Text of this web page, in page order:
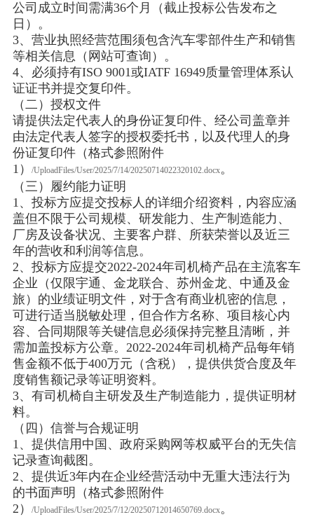
公司成立时间需满36个月（截止投标公告发布之
日）。
3、营业执照经营范围须包含汽车零部件生产和销售
等相关信息（网站可查询）。
4、必须持有ISO 9001或IATF 16949质量管理体系认
证证书并提交复印件。
（二）授权文件
请提供法定代表人的身份证复印件、经公司盖章并
由法定代表人签字的授权委托书，以及代理人的身
份证复印件（格式参照附件
1）
/UploadFiles/User/2025/7/14/20250714022320102.docx。
（三）履约能力证明
1、投标方应提交投标人的详细介绍资料，内容应涵
盖但不限于公司规模、研发能力、生产制造能力、
厂房及设备状况、主要客户群、所获荣誉以及近三
年的营收和利润等信息。
2、投标方应提交2022-2024年司机椅产品在主流客车
企业（仅限宇通、金龙联合、苏州金龙、中通及金
旅）的业绩证明文件，对于含有商业机密的信息，
可进行适当脱敏处理，但合作方名称、项目核心内
容、合同期限等关键信息必须保持完整且清晰，并
需加盖投标方公章。2022-2024年司机椅产品每年销
售金额不低于400万元（含税），提供供货合度及年
度销售额记录等证明资料。
3、有司机椅自主研发及生产制造能力，提供证明材
料。
（四）信誉与合规证明
1、提供信用中国、政府采购网等权威平台的无失信
记录查询截图。
2、提供近3年内在企业经营活动中无重大违法行为
的书面声明（格式参照附件
2）
/UploadFiles/User/2025/7/12/20250712014650769.docx。